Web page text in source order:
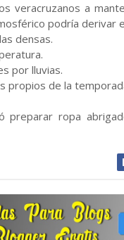
veracruzanos a
podría derivar
densas.
por lluvias.
propios de la
preparar ropa